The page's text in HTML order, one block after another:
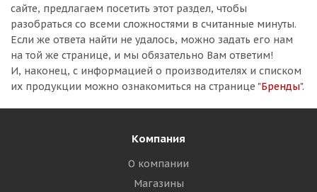
сайте, предлагаем посетить этот раздел, чтобы
разобраться со всеми сложностями в считанные минуты.
Если же ответа найти не удалось, можно задать его нам
на той же странице, и мы обязательно Вам ответим!
И, наконец, с информацией о производителях и списком
их продукции можно ознакомиться на странице "Бренды".
Компания
О компании
Магазины